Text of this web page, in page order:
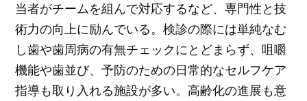
当者がチームを組んで対応するなど、専門性と技
術力の向上に励んでいる。検診の際には単純なむ
し歯や歯周病の有無チェックにとどまらず、咀嚼
機能や歯並び、予防のための日常的なセルフケア
指導も取り入れる施設が多い。高齢化の進展も意